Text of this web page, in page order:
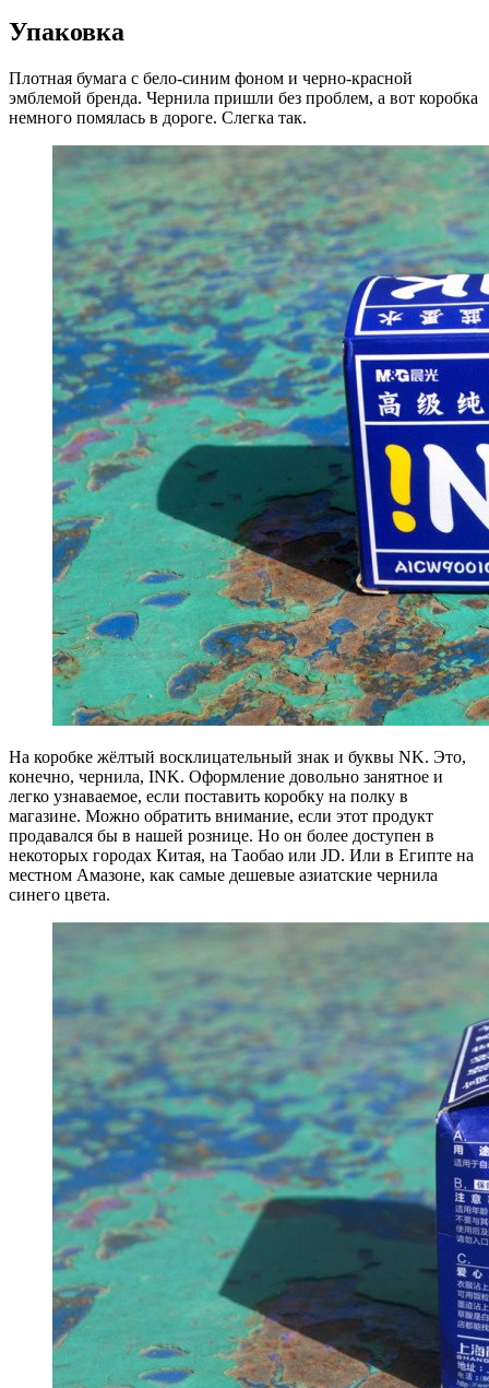
Упаковка
Плотная бумага с бело-синим фоном и черно-красной
эмблемой бренда. Чернила пришли без проблем, а вот коробка
немного помялась в дороге. Слегка так.
На коробке жёлтый восклицательный знак и буквы NK. Это,
конечно, чернила, INK. Оформление довольно занятное и
легко узнаваемое, если поставить коробку на полку в
магазине. Можно обратить внимание, если этот продукт
продавался бы в нашей рознице. Но он более доступен в
некоторых городах Китая, на Таобао или JD. Или в Египте на
местном Амазоне, как самые дешевые азиатские чернила
синего цвета.